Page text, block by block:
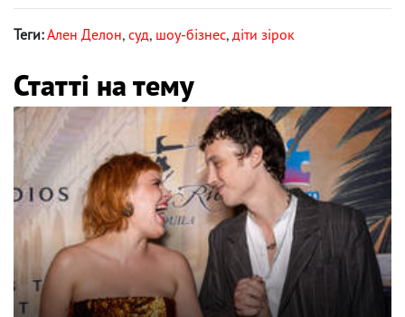
Теги:Ален Делон, суд, шоу-бізнес, діти зірок
Статті на тему